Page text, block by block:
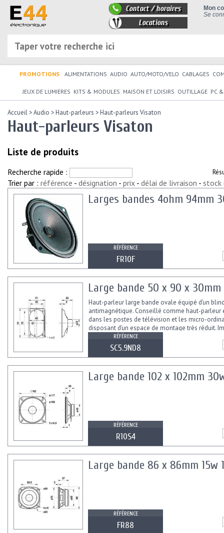
Mon
Se
Contact / horaires
Locations
PROMOTIONS ALIMENTATIONS AUDIO AUTO/MOTO/VELO CABLAGES
JEUX DE LUMIERES KITS & MODULES MAISON ET LOISIRS OUTILLAGE PC
Accueil >Audio >Haut-parleurs >Haut-parleurs Visaton
Haut-parleurs Visaton
Liste de produits
Trier par : référence - désignation - prix - délai de livraison - stock
Recherche rapide :
Larges bandes 4ohm 94mm
RÉFÉRENCE
FR10F
Large bande 50 x 90 x
Haut-parleur large bande ovale équipé d’un
antimagnétique. Conseillé comme haut-parleur
dans les postes de télévision et les micro-
disposant d’un espace de montage très réduit.
(Ohms) 8 Puissance...
RÉFÉRENCE
SC5.9ND8
Large bande 102 x 102mm
RÉFÉRENCE
R10S4
Large bande 86 x 86mm
RÉFÉRENCE
FR88